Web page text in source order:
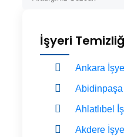
İşyeri
Ankara
Ahlatlıbel
Akdere